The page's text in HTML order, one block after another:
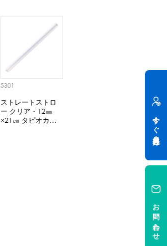
5301
ストレートストロ
ー クリア・12㎜
×21㎝ タピオカ
今すぐ会員登録
お問い合わせ